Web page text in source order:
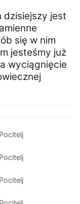
dzisiejszy jest
się w nim
jesteśmy już
wyciągnięcie